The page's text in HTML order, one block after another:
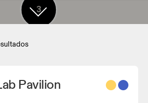
5
3
Pavilion